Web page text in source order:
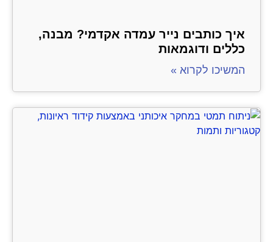
איך כותבים נייר עמדה אקדמי? מבנה,
כללים ודוגמאות
המשיכו לקרוא »